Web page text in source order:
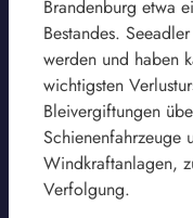
Brandenburg etwa
Bestandes.
werden und haben
wichtigsten
Bleivergiftungen
Schienenfahrzeuge
Windkraftanlagen,
Verfolgung.